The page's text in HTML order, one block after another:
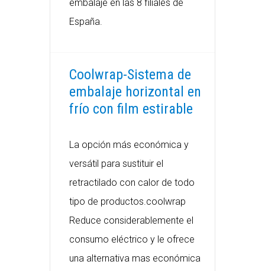
embalaje en las 8 filiales de
España.
Coolwrap-Sistema de
embalaje horizontal en
frío con film estirable
La opción más económica y
versátil para sustituir el
retractilado con calor de todo
tipo de productos.coolwrap
Reduce considerablemente el
consumo eléctrico y le ofrece
una alternativa mas económica